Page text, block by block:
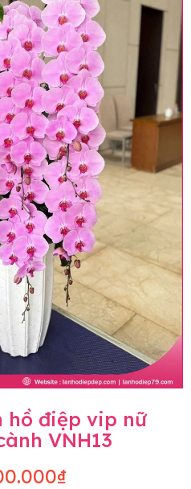
hồ điệp vip nữ
VNH13